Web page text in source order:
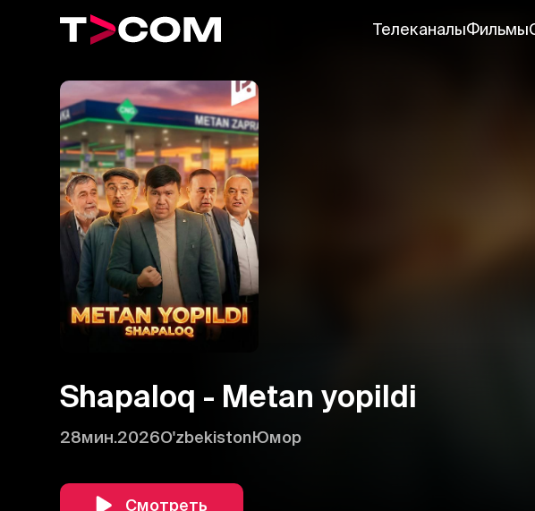
ТелеканалыФильмы
Shapaloq - Metan yopildi
28мин.2026O'zbekistonЮмор
Смотреть